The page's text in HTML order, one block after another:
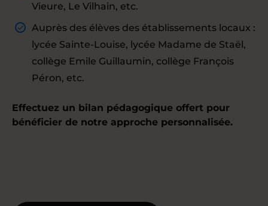
Vieure, Le Vilhain, etc.
Auprès des élèves des établissements locaux :
lycée Sainte-Louise, lycée Madame de Staël,
collège Emile Guillaumin, collège François
Péron, etc.
Effectuez un bilan pédagogique offert pour
bénéficier de notre approche personnalisée.